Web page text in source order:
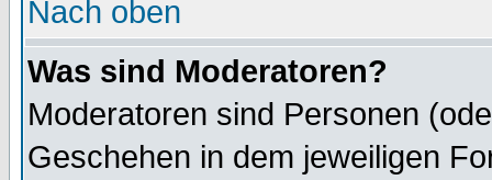
Nach oben
Was sind Moderatoren?
Moderatoren sind Personen
Geschehen in dem jeweiligen